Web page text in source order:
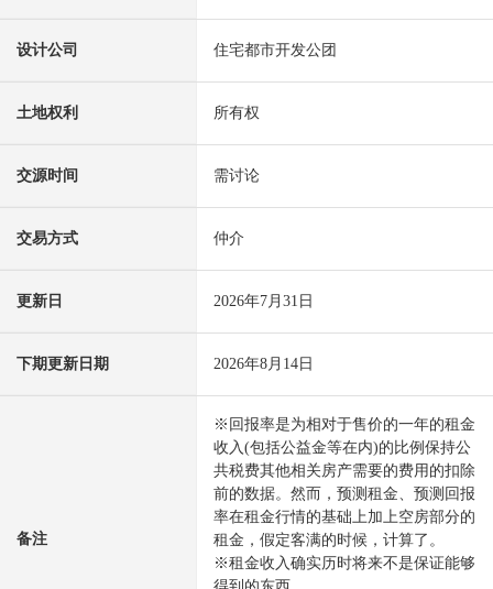
设计公司 住宅都市开发公团
土地权利 所有权
交源时间 需讨论
交易方式 仲介
更新日 2026年7月31日
下期更新日期 2026年8月14日
备注
※回报率是为相对于售价的一年的租金
收入(包括公益金等在内)的比例保持公
共税费其他相关房产需要的费用的扣除
前的数据。然而，预测租金、预测回报
率在租金行情的基础上加上空房部分的
租金，假定客满的时候，计算了。
※租金收入确实历时将来不是保证能够